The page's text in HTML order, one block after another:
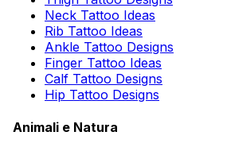
Neck Tattoo Ideas
Rib Tattoo Ideas
Ankle Tattoo Designs
Finger Tattoo Ideas
Calf Tattoo Designs
Hip Tattoo Designs
Animali e Natura